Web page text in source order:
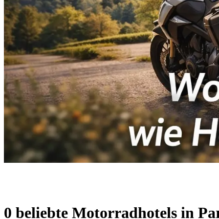
0 beliebte Motorradhotels in